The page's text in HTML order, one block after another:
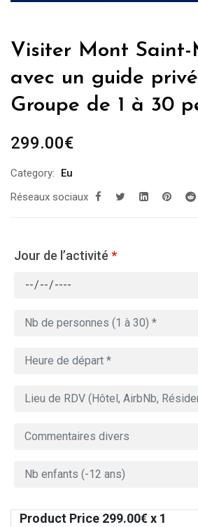
Visiter Mont Saint-
avec un guide
Groupe de 1 à 30
299.00€
Category:
Eu
Réseaux sociaux
Jour de l’activité *
Product Price 299.00€ x 1